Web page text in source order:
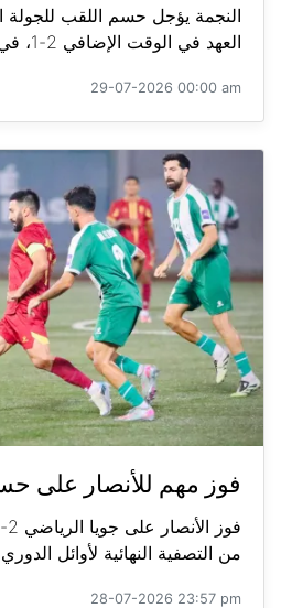
النجمة يؤجل حسم اللقب للجولة
العهد في الوقت الإضافي 2-1، في الجولة ال...
29-07-2026 00:00 am
فوز مهم للأنصار على
من التصفية النهائية لأوائل الدوري
28-07-2026 23:57 pm